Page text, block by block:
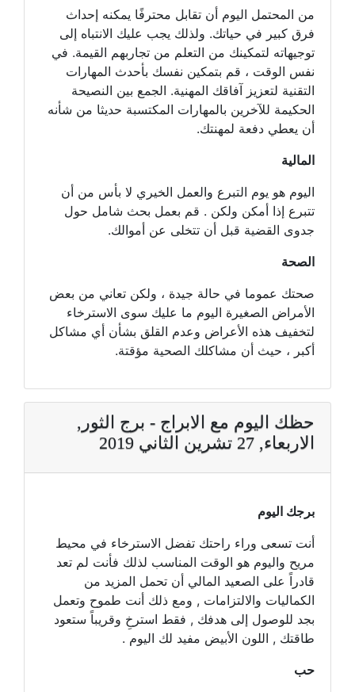
من المحتمل اليوم أن تقابل محترفًا يمكنه إحداث
فرق كبير في حياتك. ولذلك يجب عليك الانتباه إلى
توجيهاته لتمكينك من التعلم من تجاربهم القيمة. في
نفس الوقت ، قم بتمكين نفسك بأحدث المهارات
التقنية لتعزيز آفاقك المهنية. الجمع بين النصيحة
الحكيمة للآخرين بالمهارات المكتسبة حديثا من شأنه
أن يعطي دفعة لمهنتك.
المالية
اليوم هو يوم التبرع والعمل الخيري لا بأس من أن
تتبرع إذا أمكن ولكن . قم بعمل بحث شامل حول
جدوى القضية قبل أن تتخلى عن أموالك.
الصحة
صحتك عموما في حالة جيدة ، ولكن تعاني من بعض
الأمراض الصغيرة اليوم ما عليك سوى الاسترخاء
لتخفيف هذه الأعراض وعدم القلق بشأن أي مشاكل
أكبر ، حيث أن مشاكلك الصحية مؤقتة.
حظك اليوم مع الابراج - برج الثور,
الاربعاء, 27 تشرين الثاني 2019
برجك اليوم
أنت تسعى وراء راحتك تفضل الاسترخاء في محيط
مريح واليوم هو الوقت المناسب لذلك فأنت لم تعد
قادراً على الصعيد المالي أن تحمل المزيد من
الكماليات والالتزامات , ومع ذلك أنت طموح وتعمل
بجد للوصول إلى هدفك , فقط استرخِ وقريباً ستعود
طاقتك , اللون الأبيض مفيد لك اليوم .
حب